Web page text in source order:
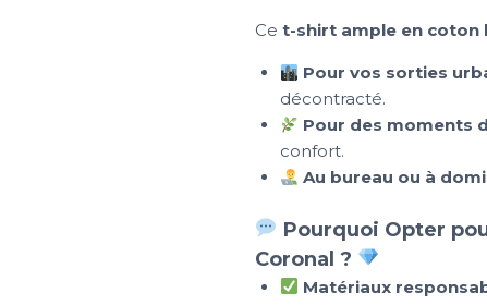
Ce t-shirt ample en coton
Pour vos sorties
décontracté.
Pour des moments
confort.
Au bureau ou à
Pourquoi Opter
Coronal ?
Matériaux